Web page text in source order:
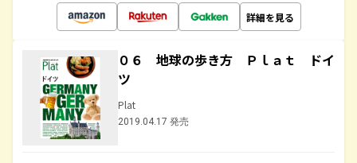
詳細を見る
０６ 地球の歩き方 Ｐｌａｔ ドイ
ツ
Plat
2019.04.17 発売